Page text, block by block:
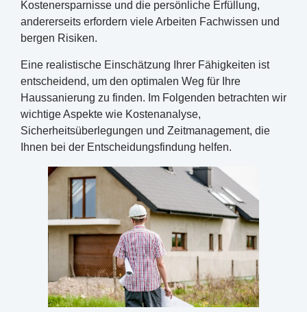
Kostenersparnisse und die persönliche Erfüllung,
andererseits erfordern viele Arbeiten Fachwissen und
bergen Risiken.
Eine realistische Einschätzung Ihrer Fähigkeiten ist
entscheidend, um den optimalen Weg für Ihre
Haussanierung zu finden. Im Folgenden betrachten wir
wichtige Aspekte wie Kostenanalyse,
Sicherheitsüberlegungen und Zeitmanagement, die
Ihnen bei der Entscheidungsfindung helfen.